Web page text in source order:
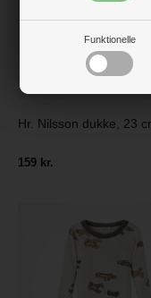
Funktionelle
Hr. Nilsson dukke, 23
159 kr.